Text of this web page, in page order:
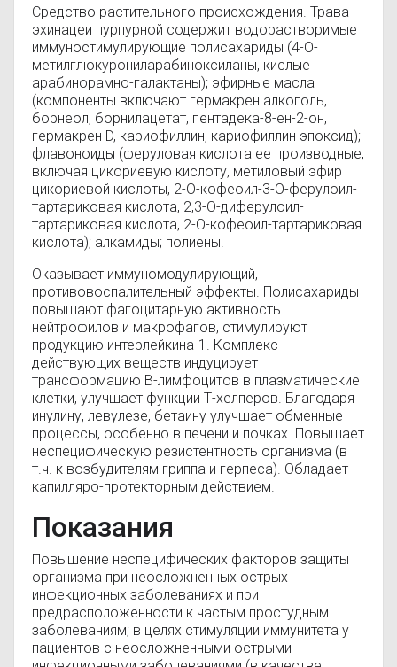
Средство растительного происхождения. Трава
эхинацеи пурпурной содержит водорастворимые
иммуностимулирующие полисахариды (4-О-
метилглюкурониларабиноксиланы, кислые
арабинорамно-галактаны); эфирные масла
(компоненты включают гермакрен алкоголь,
борнеол, борнилацетат, пентадека-8-ен-2-он,
гермакрен D, кариофиллин, кариофиллин эпоксид);
флавоноиды (феруловая кислота ее производные,
включая цикориевую кислоту, метиловый эфир
цикориевой кислоты, 2-О-кофеоил-3-О-ферулоил-
тартариковая кислота, 2,3-О-диферулоил-
тартариковая кислота, 2-О-кофеоил-тартариковая
кислота); алкамиды; полиены.
Оказывает иммуномодулирующий,
противовоспалительный эффекты. Полисахариды
повышают фагоцитарную активность
нейтрофилов и макрофагов, стимулируют
продукцию интерлейкина-1. Комплекс
действующих веществ индуцирует
трансформацию В-лимфоцитов в плазматические
клетки, улучшает функции Т-хелперов. Благодаря
инулину, левулезе, бетаину улучшает обменные
процессы, особенно в печени и почках. Повышает
неспецифическую резистентность организма (в
т.ч. к возбудителям гриппа и герпеса). Обладает
капилляро-протекторным действием.
Показания
Повышение неспецифических факторов защиты
организма при неосложненных острых
инфекционных заболеваниях и при
предрасположенности к частым простудным
заболеваниям; в целях стимуляции иммунитета у
пациентов с неосложненными острыми